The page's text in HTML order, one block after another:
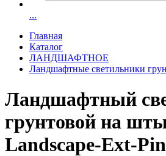
...
Главная
Каталог
ЛАНДШАФТНОЕ
Ландшафтные светильники
Ландшафтный
грунтовой на
Landscape-Ext-